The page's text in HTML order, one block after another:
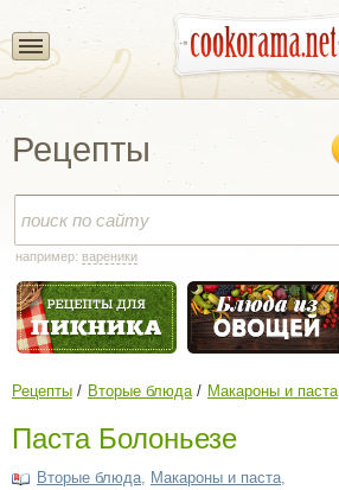
Рецепты
например: вареники
Рецепты Вторые блюда Макароны и паста
Паста Болоньезе
Вторые блюда Макароны и паста